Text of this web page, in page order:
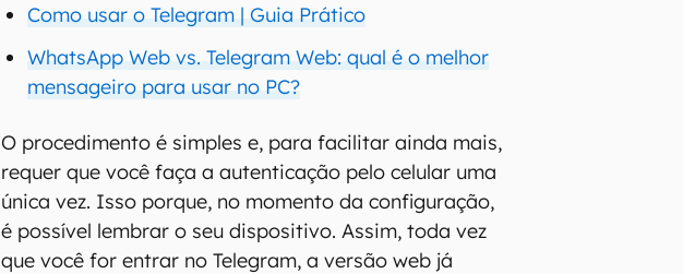
Como usar o Telegram | Guia Prático
WhatsApp Web vs. Telegram Web: qual é o melhor
mensageiro para usar no PC?
O procedimento é simples e, para facilitar ainda mais,
requer que você faça a autenticação pelo celular uma
única vez. Isso porque, no momento da configuração,
é possível lembrar o seu dispositivo. Assim, toda vez
que você for entrar no Telegram, a versão web já